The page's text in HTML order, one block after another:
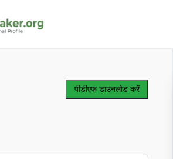
पीडीएफ डाउनलोड करें